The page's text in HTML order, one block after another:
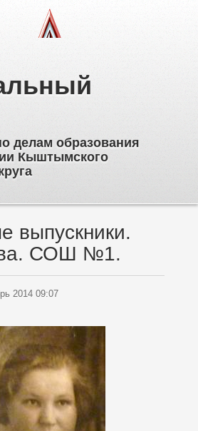
делам образования
Кыштымского
учреждениях
выпускники.
СОШ №1.
2014 09:07